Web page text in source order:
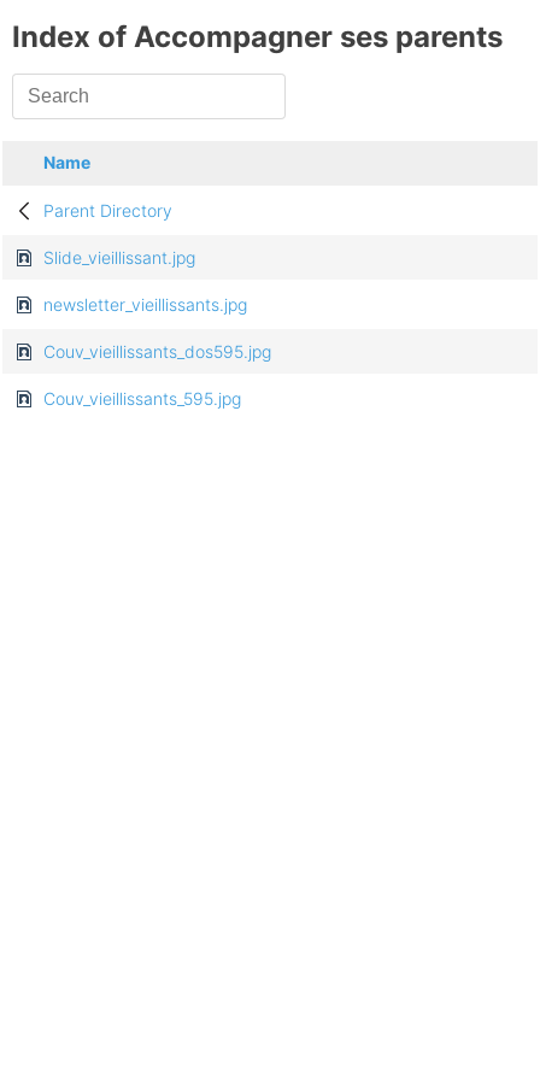
Index of Accompagner ses parents
Name
Parent Directory
Slide_vieillissant.jpg
newsletter_vieillissants.jpg
Couv_vieillissants_dos595.jpg
Couv_vieillissants_595.jpg